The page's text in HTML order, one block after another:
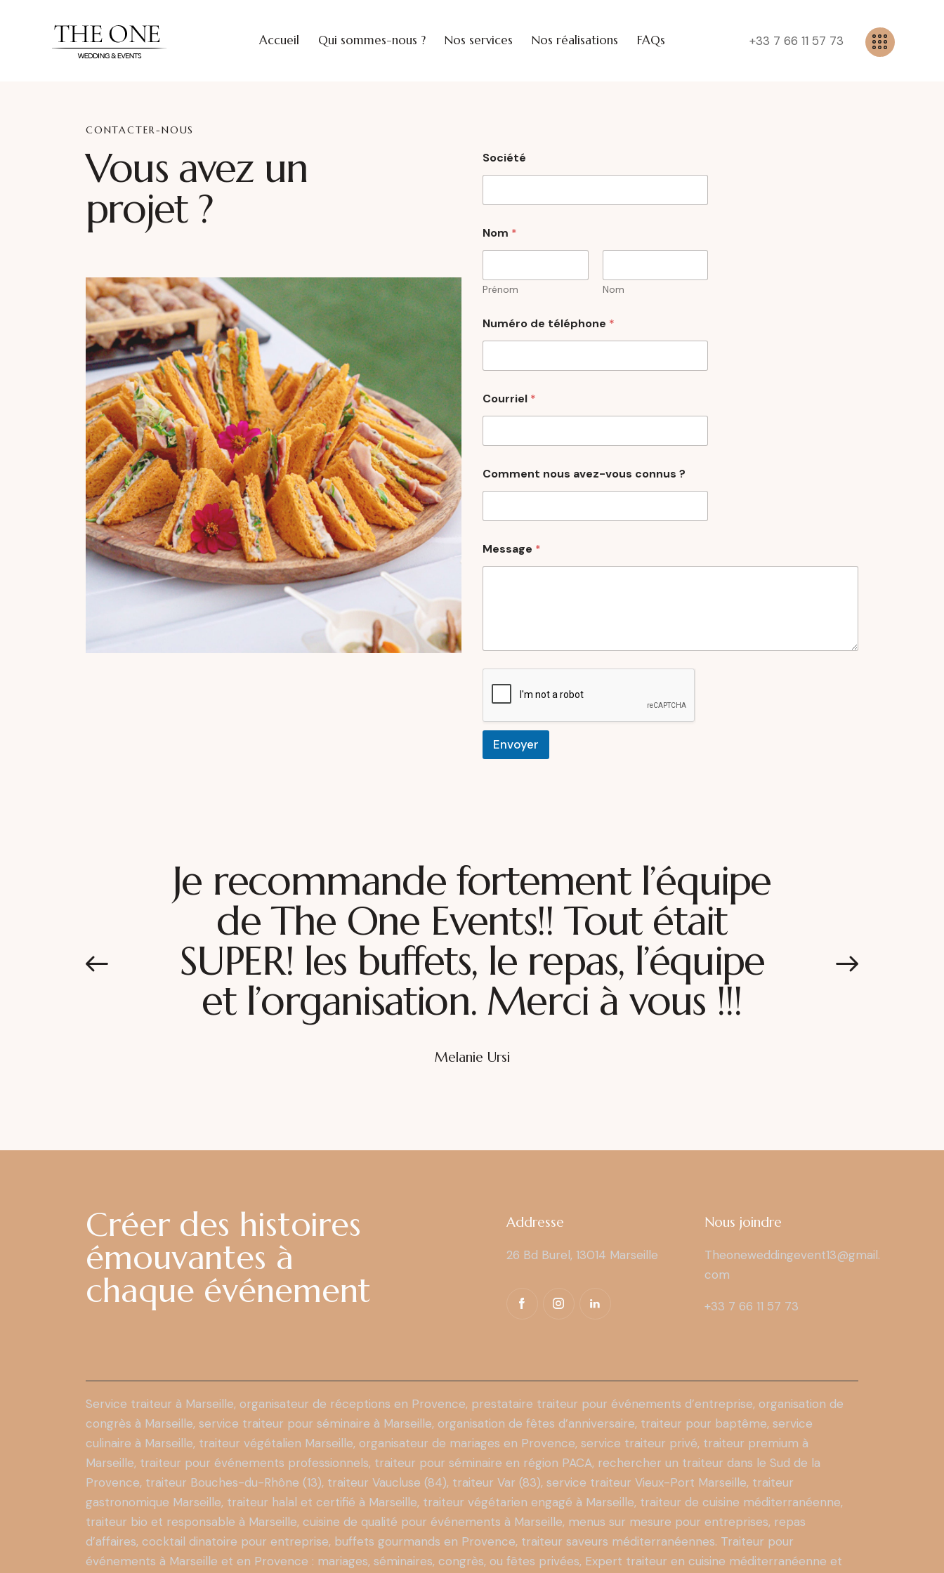
Accueil Qui sommes-nous ? Nos services Nos réalisations FAQs +33 7 66 11 57 73
CONTACTER-NOUS
Vous avez un
projet ?
Société
é
l
p
h
n
e
t
l
p
e
o
c
é
t
t
é
l
p
o
Nom *
Prénom Nom
Numéro de téléphone *
Courriel *
Comment nous avez-vous connus ?
Message *
Envoyer
Je recommande fortement l’équipe
de The One Events!! Tout était
SUPER! les buffets, le repas, l’équipe
et l’organisation. Merci à vous !!!
Melanie Ursi
Créer des histoires
émouvantes à
chaque événement
Addresse
26 Bd Burel, 13014 Marseille
Nous joindre
Theoneweddingevent13@gmail.
com
+33 7 66 11 57 73
Service traiteur à Marseille, organisateur de réceptions en Provence, prestataire traiteur pour événements d’entreprise, organisation de
congrès à Marseille, service traiteur pour séminaire à Marseille, organisation de fêtes d’anniversaire, traiteur pour baptême, service
culinaire à Marseille, traiteur végétalien Marseille, organisateur de mariages en Provence, service traiteur privé, traiteur premium à
Marseille, traiteur pour événements professionnels, traiteur pour séminaire en région PACA, rechercher un traiteur dans le Sud de la
Provence, traiteur Bouches-du-Rhône (13), traiteur Vaucluse (84), traiteur Var (83), service traiteur Vieux-Port Marseille, traiteur
gastronomique Marseille, traiteur halal et certifié à Marseille, traiteur végétarien engagé à Marseille, traiteur de cuisine méditerranéenne,
traiteur bio et responsable à Marseille, cuisine de qualité pour événements à Marseille, menus sur mesure pour entreprises, repas
d’affaires, cocktail dinatoire pour entreprise, buffets gourmands en Provence, traiteur saveurs méditerranéennes. Traiteur pour
événements à Marseille et en Provence : mariages, séminaires, congrès, ou fêtes privées, Expert traiteur en cuisine méditerranéenne et